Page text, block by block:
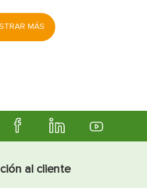
MÁS
al cliente